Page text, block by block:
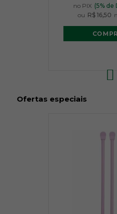
no PIX (5% de
ou R$ 16,50
Ofertas especiais